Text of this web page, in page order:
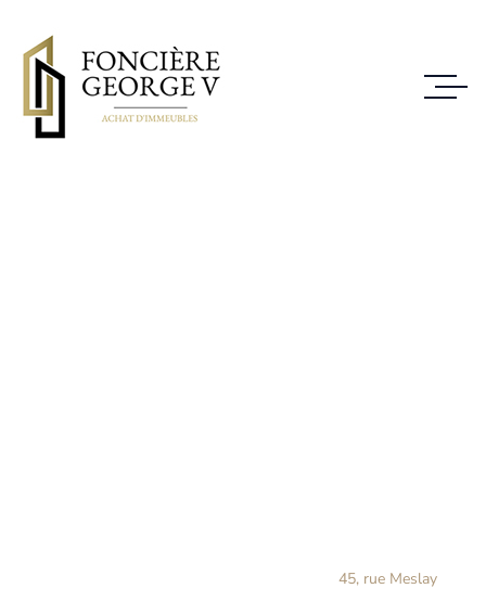
45, rue Meslay